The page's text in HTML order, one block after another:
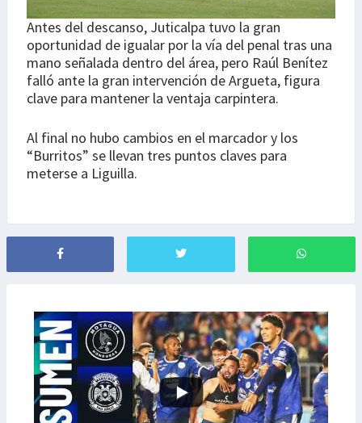
Antes del descanso, Juticalpa tuvo la gran
oportunidad de igualar por la vía del penal tras una
mano señalada dentro del área, pero Raúl Benítez
falló ante la gran intervención de Argueta, figura
clave para mantener la ventaja carpintera.
Al final no hubo cambios en el marcador y los
“Burritos” se llevan tres puntos claves para
meterse a Liguilla.